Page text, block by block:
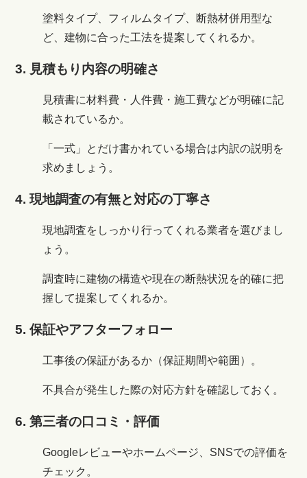
塗料タイプ、フィルムタイプ、断熱材併用型な
ど、建物に合った工法を提案してくれるか。
3. 見積もり内容の明確さ
見積書に材料費・人件費・施工費などが明確に記
載されているか。
「一式」とだけ書かれている場合は内訳の説明を
求めましょう。
4. 現地調査の有無と対応の丁寧さ
現地調査をしっかり行ってくれる業者を選びまし
ょう。
調査時に建物の構造や現在の断熱状況を的確に把
握して提案してくれるか。
5. 保証やアフターフォロー
工事後の保証があるか（保証期間や範囲）。
不具合が発生した際の対応方針を確認しておく。
6. 第三者の口コミ・評価
Googleレビューやホームページ、SNSでの評価を
チェック。